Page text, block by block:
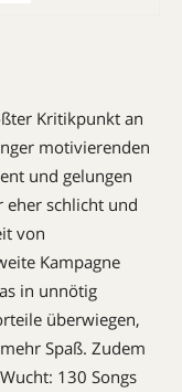
Kritikpunkt an
motivierenden
und gelungen
eher schlicht und
von
Kampagne
in unnötig
überwiegen,
Spaß. Zudem
130 Songs